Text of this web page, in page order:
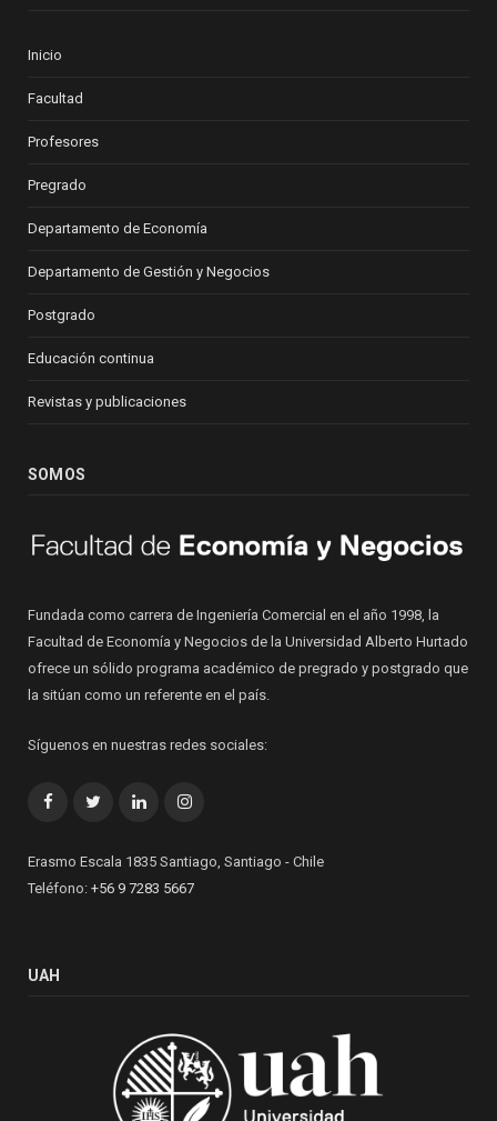
Inicio
Facultad
Profesores
Pregrado
Departamento de Economía
Departamento de Gestión y Negocios
Postgrado
Educación continua
Revistas y publicaciones
SOMOS
Fundada como carrera de Ingeniería Comercial en el año 1998, la
Facultad de Economía y Negocios de la Universidad Alberto Hurtado
ofrece un sólido programa académico de pregrado y postgrado que
la sitúan como un referente en el país.
Síguenos en nuestras redes sociales:
FacebookTwitterLinkedInInstagram
Erasmo Escala 1835 Santiago, Santiago - Chile
Teléfono: +56 9 7283 5667
UAH